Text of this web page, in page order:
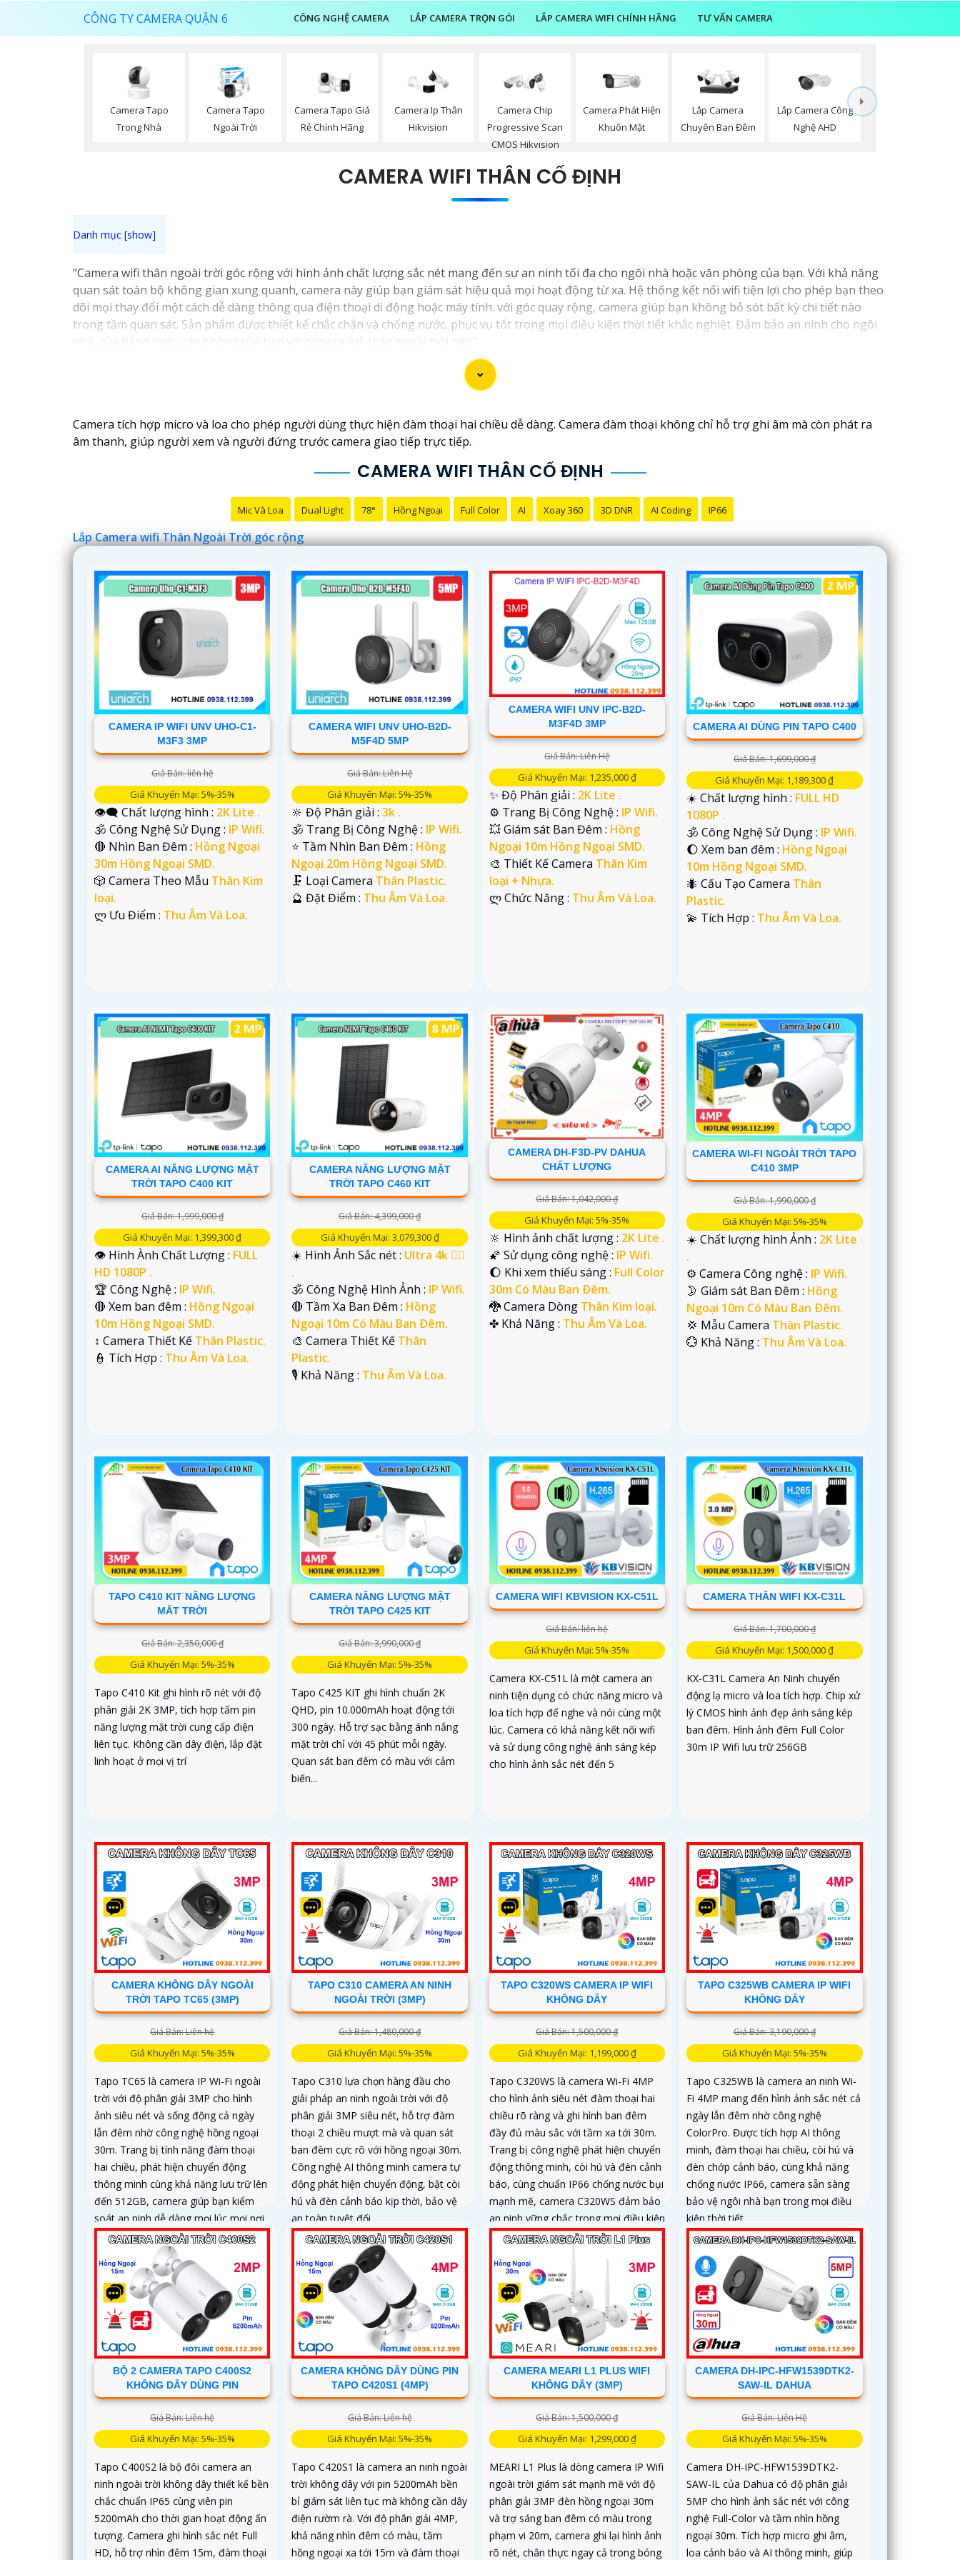
CÔNG TY CAMERA QUẬN 6 CÔNG NGHỆ CAMERA LẮP CAMERA TRỌN GÓI LẮP CAMERA WIFI CHÍNH HÃNG TƯ VẤN CAMERA
Camera Tapo
Trong Nhà
Camera Tapo
Ngoài Trời
Camera Tapo Giá
Rẻ Chính Hãng
Camera Ip Thân
Hikvision
Camera Chip
Progressive Scan
CMOS Hikvision
Camera Phát Hiện
Khuôn Mặt
Lắp Camera
Chuyên Ban Đêm
Lắp Camera Công
Nghệ AHD
CAMERA WIFI THÂN CỐ ĐỊNH
"Camera wifi thân ngoài trời góc rộng với hình ảnh chất lượng sắc nét mang đến sự an ninh tối đa cho ngôi nhà hoặc văn phòng của bạn. Với khả năng
quan sát toàn bộ không gian xung quanh, camera này giúp bạn giám sát hiệu quả mọi hoạt động từ xa. Hệ thống kết nối wifi tiện lợi cho phép bạn theo
dõi mọi thay đổi một cách dễ dàng thông qua điện thoại di động hoặc máy tính. với góc quay rộng, camera giúp bạn không bỏ sót bất kỳ chi tiết nào
trong tầm quan sát. Sản phẩm được thiết kế chắc chắn và chống nước, phục vụ tốt trong mọi điều kiện thời tiết khắc nghiệt. Đảm bảo an ninh cho ngôi
nhà, cửa hàng hoặc văn phòng của bạn với camera wifi thân ngoài trời này."
Camera tích hợp micro và loa cho phép người dùng thực hiện đàm thoại hai chiều dễ dàng. Camera đàm thoại không chỉ hỗ trợ ghi âm mà còn phát ra
âm thanh, giúp người xem và người đứng trước camera giao tiếp trực tiếp.
CAMERA WIFI THÂN CỐ ĐỊNH
Mic Và Loa Dual Light 78° Hồng Ngoại Full Color AI Xoay 360 3D DNR AI Coding IP66
Lắp Camera wifi Thân Ngoài Trời góc rộng
CAMERA IP WIFI UNV UHO-C1-
M3F3 3MP
Giá Bán: liên hệ
Giá Khuyến Mại: 5%-35%
👁️‍🗨 Chất lượng hình : 2K Lite .
🕉️ Công Nghệ Sử Dụng : IP Wifi.
🔴 Nhìn Ban Đêm : Hồng Ngoại
30m Hồng Ngoại SMD.
🎲 Camera Theo Mẫu Thân Kim
loại.
️ლ Ưu Điểm : Thu Âm Và Loa.
CAMERA WIFI UNV UHO-B2D-
M5F4D 5MP
Giá Bán: Liên Hệ
Giá Khuyến Mại: 5%-35%
🔆 Độ Phân giải :3k .
🕉️ Trang Bị Công Nghệ : IP Wifi.
⭐ Tầm Nhìn Ban Đêm : Hồng
Ngoại 20m Hồng Ngoại SMD.
🗜️ Loại Camera Thân Plastic.
️🔮 Đặt Điểm : Thu Âm Và Loa.
CAMERA WIFI UNV IPC-B2D-
M3F4D 3MP
Giá Bán: Liên Hệ
Giá Khuyến Mại: 1,235,000 ₫
✨ Độ Phân giải : 2K Lite .
⚙ Trang Bị Công Nghệ : IP Wifi.
💥 Giám sát Ban Đêm : Hồng
Ngoại 10m Hồng Ngoại SMD.
🎨 Thiết Kế Camera Thân Kim
loại + Nhựa.
️ლ Chức Năng : Thu Âm Và Loa.
CAMERA AI DÙNG PIN TAPO C400
Giá Bán: 1,699,000 ₫
Giá Khuyến Mại: 1,189,300 ₫
☀️ Chất lượng hình : FULL HD
1080P .
🕉️ Công Nghệ Sử Dụng : IP Wifi.
🌔 Xem ban đêm : Hồng Ngoại
10m Hồng Ngoại SMD.
🐜 Cấu Tạo Camera Thân
Plastic.
️💫 Tích Hợp : Thu Âm Và Loa.
CAMERA AI NĂNG LƯỢNG MẶT
TRỜI TAPO C400 KIT
Giá Bán: 1,999,000 ₫
Giá Khuyến Mại: 1,399,300 ₫
👁 Hình Ành Chất Lượng : FULL
HD 1080P .
🏆 Công Nghệ : IP Wifi.
🔴 Xem ban đêm : Hồng Ngoại
10m Hồng Ngoại SMD.
↕️ Camera Thiết Kế Thân Plastic.
️👮 Tích Hợp : Thu Âm Và Loa.
CAMERA NĂNG LƯỢNG MẶT
TRỜI TAPO C460 KIT
Giá Bán: 4,399,000 ₫
Giá Khuyến Mại: 3,079,300 ₫
☀️ Hình Ảnh Sắc nét : Ultra 4k 👍🏾
.
🕉️ Công Nghệ Hình Ảnh : IP Wifi.
🔴 Tầm Xa Ban Đêm : Hồng
Ngoại 10m Có Màu Ban Ðêm.
🎨 Camera Thiết Kế Thân
Plastic.
️🎙 Khả Năng : Thu Âm Và Loa.
CAMERA DH-F3D-PV DAHUA
CHẤT LƯỢNG
Giá Bán: 1,042,000 ₫
Giá Khuyến Mại: 5%-35%
🔆 Hình ảnh chất lượng : 2K Lite .
🌠 Sử dụng công nghệ : IP Wifi.
🌔 Khi xem thiếu sáng : Full Color
30m Có Màu Ban Ðêm.
🐉️ Camera Dòng Thân Kim loại.
️✤ Khả Năng : Thu Âm Và Loa.
CAMERA WI-FI NGOÀI TRỜI TAPO
C410 3MP
Giá Bán: 1,990,000 ₫
Giá Khuyến Mại: 5%-35%
☀️ Chất lượng hình Ảnh : 2K Lite
.
⚙ Camera Công nghệ : IP Wifi.
🌛 Giám sát Ban Đêm : Hồng
Ngoại 10m Có Màu Ban Ðêm.
💢 Mẫu Camera Thân Plastic.
️💮 Khả Năng : Thu Âm Và Loa.
TAPO C410 KIT NĂNG LƯỢNG
MĂT TRỜI
Giá Bán: 2,350,000 ₫
Giá Khuyến Mại: 5%-35%
Tapo C410 Kit ghi hình rõ nét với độ
phân giải 2K 3MP, tích hợp tấm pin
năng lượng mặt trời cung cấp điện
liên tục. Không cần dây điện, lắp đặt
linh hoạt ở mọi vị trí
CAMERA NĂNG LƯỢNG MẶT
TRỜI TAPO C425 KIT
Giá Bán: 3,990,000 ₫
Giá Khuyến Mại: 5%-35%
Tapo C425 KIT ghi hình chuẩn 2K
QHD, pin 10.000mAh hoạt động tới
300 ngày. Hỗ trợ sạc bằng ánh nắng
mặt trời chỉ với 45 phút mỗi ngày.
Quan sát ban đêm có màu với cảm
biến...
CAMERA WIFI KBVISION KX-C51L
Giá Bán: liên hệ
Giá Khuyến Mại: 5%-35%
Camera KX-C51L là một camera an
ninh tiện dụng có chức năng micro và
loa tích hợp để nghe và nói cùng một
lúc. Camera có khả năng kết nối wifi
và sử dụng công nghệ ánh sáng kép
cho hình ảnh sắc nét đến 5
CAMERA THÂN WIFI KX-C31L
Giá Bán: 1,700,000 ₫
Giá Khuyến Mại: 1,500,000 ₫
KX-C31L Camera An Ninh chuyển
động lạ micro và loa tích hợp. Chip xử
lý CMOS hình ảnh đẹp ánh sáng kép
ban đêm. Hình ảnh đêm Full Color
30m IP Wifi lưu trữ 256GB
CAMERA KHÔNG DÂY NGOÀI
TRỜI TAPO TC65 (3MP)
Giá Bán: Liên hệ
Giá Khuyến Mại: 5%-35%
Tapo TC65 là camera IP Wi-Fi ngoài
trời với độ phân giải 3MP cho hình
ảnh siêu nét và sống động cả ngày
lẫn đêm nhờ công nghệ hồng ngoại
30m. Trang bị tính năng đàm thoại
hai chiều, phát hiện chuyển động
thông minh cùng khả năng lưu trữ lên
đến 512GB, camera giúp bạn kiểm
soát an ninh dễ dàng mọi lúc mọi nơi
với thiết kế chuẩn IP66 chống nước và
bụi hoạt động bền bỉ
TAPO C310 CAMERA AN NINH
NGOÀI TRỜI (3MP)
Giá Bán: 1,480,000 ₫
Giá Khuyến Mại: 5%-35%
Tapo C310 lựa chọn hàng đầu cho
giải pháp an ninh ngoài trời với độ
phân giải 3MP siêu nét, hỗ trợ đàm
thoại 2 chiều mượt mà và quan sát
ban đêm cực rõ với hồng ngoại 30m.
Công nghệ AI thông minh camera tự
động phát hiện chuyển động, bật còi
hú và đèn cảnh báo kịp thời, bảo vệ
an toàn tuyệt đối
TAPO C320WS CAMERA IP WIFI
KHÔNG DÂY
Giá Bán: 1,500,000 ₫
Giá Khuyến Mại: 1,199,000 ₫
Tapo C320WS là camera Wi-Fi 4MP
cho hình ảnh siêu nét đàm thoại hai
chiều rõ ràng và ghi hình ban đêm
đầy đủ màu sắc với tầm xa tới 30m.
Trang bị công nghệ phát hiện chuyển
động thông minh, còi hú và đèn cảnh
báo, cùng chuẩn IP66 chống nước bụi
mạnh mẽ, camera C320WS đảm bảo
an ninh vững chắc trong mọi điều kiện
thời tiết độ bền cao và mức giá cực
TAPO C325WB CAMERA IP WIFI
KHÔNG DÂY
Giá Bán: 3,190,000 ₫
Giá Khuyến Mại: 5%-35%
Tapo C325WB là camera an ninh Wi-
Fi 4MP mang đến hình ảnh sắc nét cả
ngày lẫn đêm nhờ công nghệ
ColorPro. Được tích hợp AI thông
minh, đàm thoại hai chiều, còi hú và
đèn chớp cảnh báo, cùng khả năng
chống nước IP66, camera sẵn sàng
bảo vệ ngôi nhà bạn trong mọi điều
kiện thời tiết
BỘ 2 CAMERA TAPO C400S2
KHÔNG DÂY DÙNG PIN
Giá Bán: Liên hệ
Giá Khuyến Mại: 5%-35%
Tapo C400S2 là bộ đôi camera an
ninh ngoài trời không dây thiết kế bền
chắc chuẩn IP65 cùng viên pin
5200mAh cho thời gian hoạt động ấn
tượng. Camera ghi hình sắc nét Full
HD, hỗ trợ nhìn đêm 15m, đàm thoại
CAMERA KHÔNG DÂY DÙNG PIN
TAPO C420S1 (4MP)
Giá Bán: Liên hệ
Giá Khuyến Mại: 5%-35%
Tapo C420S1 là camera an ninh ngoài
trời không dây với pin 5200mAh bền
bỉ giám sát liên tục mà không cần dây
điện rườm rà. Với độ phân giải 4MP,
khả năng nhìn đêm có màu, tầm
hồng ngoại xa tới 15m và đàm thoại
CAMERA MEARI L1 PLUS WIFI
KHÔNG DÂY (3MP)
Giá Bán: 1,500,000 ₫
Giá Khuyến Mại: 1,299,000 ₫
MEARI L1 Plus là dòng camera IP Wifi
ngoài trời giám sát mạnh mẽ với độ
phân giải 3MP đèn hồng ngoại 30m
và trợ sáng ban đêm có màu trong
phạm vi 20m, camera ghi lại hình ảnh
rõ nét, chân thực ngay cả trong bóng
CAMERA DH-IPC-HFW1539DTK2-
SAW-IL DAHUA
Giá Bán: Liên Hệ
Giá Khuyến Mại: 5%-35%
Camera DH-IPC-HFW1539DTK2-
SAW-IL của Dahua có độ phân giải
5MP cho hình ảnh sắc nét với công
nghệ Full-Color và tầm nhìn hồng
ngoại 30m. Tích hợp micro ghi âm,
loa cảnh báo và AI thông minh, giúp